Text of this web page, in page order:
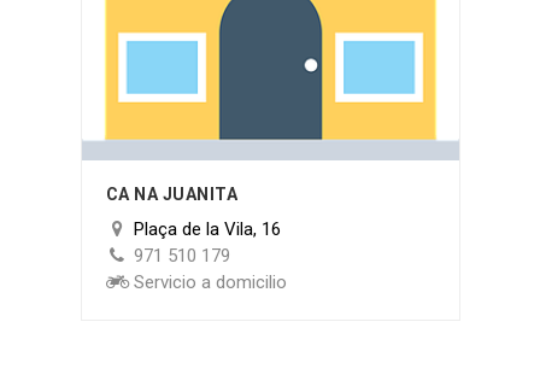
CA NA JUANITA
Plaça de la Vila, 16
971 510 179
Servicio a domicilio